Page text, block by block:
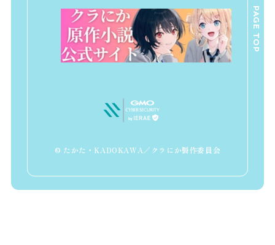
© たかた・KADOKAWA／クラにか製作委員会
PAGE TOP